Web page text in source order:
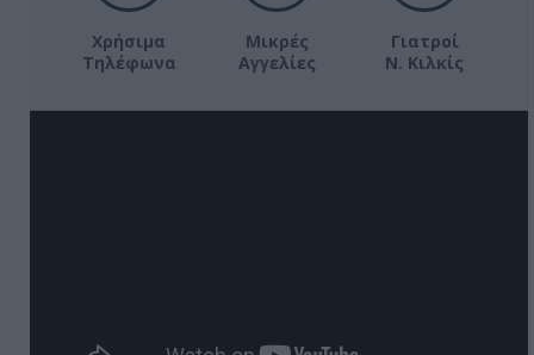
Χρήσιμα
Τηλέφωνα
Μικρές
Αγγελίες
Γιατροί
Ν. Κιλκίς